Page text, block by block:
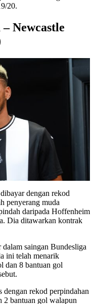
20.
Newcastle
dengan rekod
penyerang muda
daripada Hoffenheim
Dia ditawarkan kontrak
saingan Bundesliga
ini telah menarik
dan 8 bantuan gol
dengan rekod perpindahan
2 bantuan gol walapun